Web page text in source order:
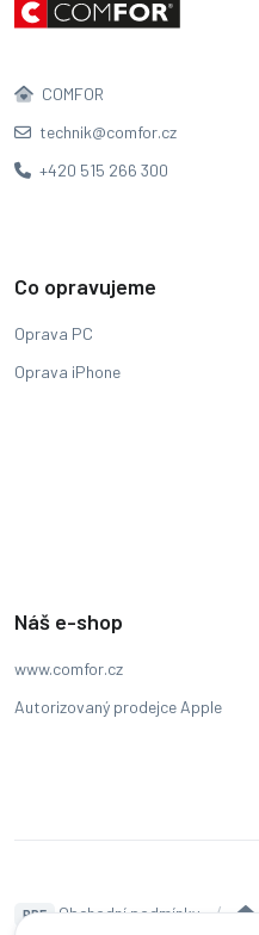
COMFOR
technik@comfor.cz
+420 515 266 300
Co opravujeme
Oprava PC
Oprava iPhone
Náš e-shop
www.comfor.cz
Autorizovaný prodejce Apple
PDF Obchodní podmínky